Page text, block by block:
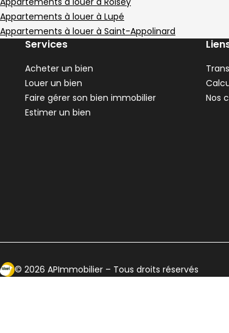
Appartements à louer à Lupé
Appartements à louer à Saint-Appolinard
Services
Acheter un bien
Louer un bien
Faire gérer son bien immobilier
Estimer un bien
Nos
Ecosytème Ideeri
© 2026 APImmobilier – Tous droits réservés